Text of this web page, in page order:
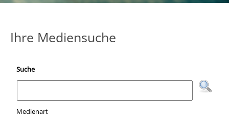
Ihre Mediensuche
Suche
Medienart